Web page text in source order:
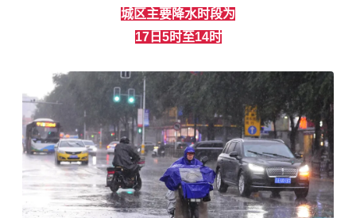
城区主要降水时段为
17日5时至14时